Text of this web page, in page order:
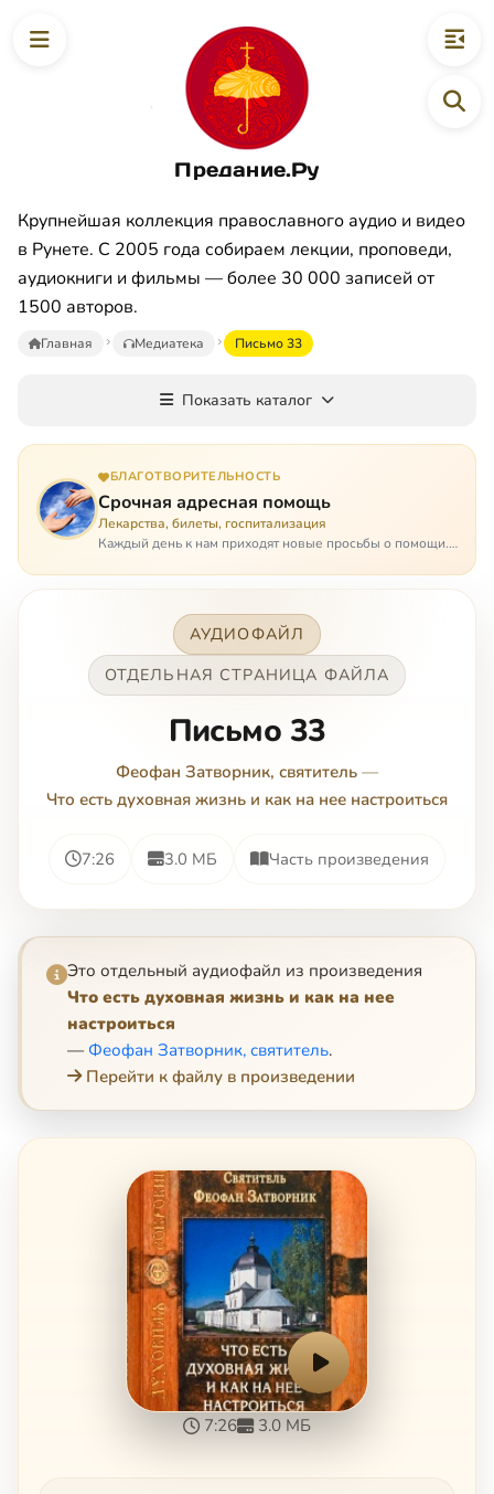
Предание.Ру
Крупнейшая коллекция православного аудио и видео
в Рунете. С 2005 года собираем лекции, проповеди,
аудиокниги и фильмы — более 30 000 записей от
1500 авторов.
Главная Медиатека Письмо 33
Показать каталог
БЛАГОТВОРИТЕЛЬНОСТЬ
Срочная адресная помощь
Лекарства, билеты, госпитализация
Каждый день к нам приходят новые просьбы о помощи.
она нужна была вчера: в приеме лекарств образовался
АУДИОФАЙЛ
ОТДЕЛЬНАЯ СТРАНИЦА ФАЙЛА
Письмо 33
Феофан Затворник, святитель —
Что есть духовная жизнь и как на нее настроиться
7:26 3.0 МБ Часть произведения
Это отдельный аудиофайл из произведения
Что есть духовная жизнь и как на нее
настроиться
— Феофан Затворник, святитель.
Перейти к файлу в произведении
7:26 3.0 МБ